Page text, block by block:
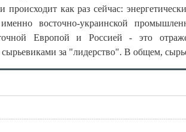
как раз сейчас:
восточно-украинской
Европой и Россией - это
за "лидерство". В общем,